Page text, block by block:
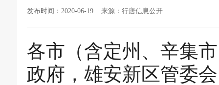
发布时间：2020-06-19 来源：行唐信息公开
各市（含定州、辛集
政府，雄安新区管委